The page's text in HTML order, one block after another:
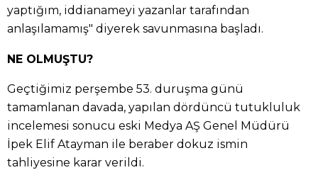
yaptığım, iddianameyi yazanlar tarafından
anlaşılamamış" diyerek savunmasına başladı.
NE OLMUŞTU?
Geçtiğimiz perşembe 53. duruşma günü
tamamlanan davada, yapılan dördüncü tutukluluk
incelemesi sonucu eski Medya AŞ Genel Müdürü
İpek Elif Atayman ile beraber dokuz ismin
tahliyesine karar verildi.